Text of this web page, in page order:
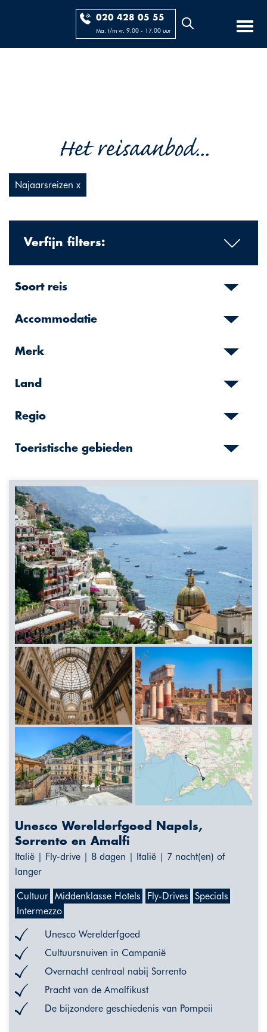
020 428 05 55
Ma. t/m vr. 9.00 - 17.00 uur
Het reisaanbod...
Najaarsreizen x
Verfijn filters:
Soort reis
Accommodatie
Merk
Land
Regio
Toeristische gebieden
Unesco Werelderfgoed Napels,
Sorrento en Amalfi
Italië | Fly-drive | 8 dagen | Italië | 7 nacht(en) of
langer
Cultuur Middenklasse Hotels Fly-Drives
Specials
Intermezzo
Unesco Werelderfgoed
Cultuursnuiven in Campanië
Overnacht centraal nabij Sorrento
Pracht van de Amalfikust
De bijzondere geschiedenis van Pompeii